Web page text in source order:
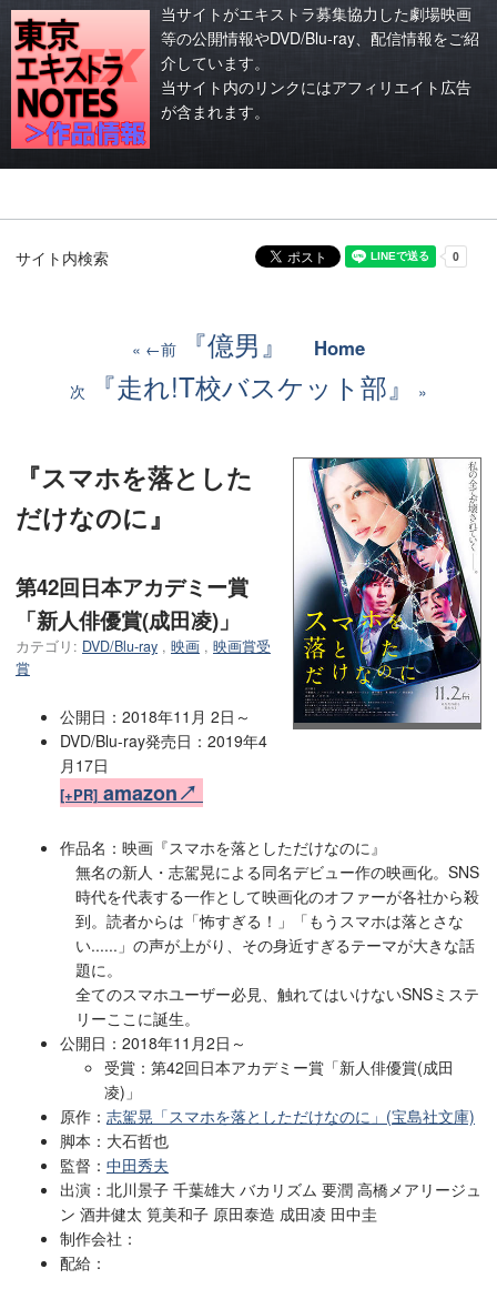
当サイトがエキストラ募集協力した劇場映画
等の公開情報やDVD/Blu-ray、配信情報をご紹
介しています。
当サイト内のリンクにはアフィリエイト広告
が含まれます。
サイト内検索
←前 『億男』 Home
次 『走れ!T校バスケット部』
『スマホを落とした
だけなのに』
第42回日本アカデミー賞
「新人俳優賞(成田凌)」
カテゴリ: DVD/Blu-ray , 映画 , 映画賞受
賞
公開日：2018年11月 2日～
DVD/Blu-ray発売日：2019年4
月17日
[+PR] amazon↗
作品名：映画『スマホを落としただけなのに』
無名の新人・志駕晃による同名デビュー作の映画化。SNS
時代を代表する一作として映画化のオファーが各社から殺
到。読者からは「怖すぎる！」「もうスマホは落とさな
い......」の声が上がり、その身近すぎるテーマが大きな話
題に。
全てのスマホユーザー必見、触れてはいけないSNSミステ
リーここに誕生。
公開日：2018年11月2日～
受賞：第42回日本アカデミー賞「新人俳優賞(成田
凌)」
原作： 志駕晃「スマホを落としただけなのに」(宝島社文庫)
脚本：大石哲也
監督： 中田秀夫
出演：北川景子 千葉雄大 バカリズム 要潤 高橋メアリージュ
ン 酒井健太 筧美和子 原田泰造 成田凌 田中圭
制作会社：
配給：